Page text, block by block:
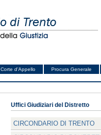
Corte d'Appello
Procura Generale
Uffici Giudiziari del Distretto
CIRCONDARIO DI TRENTO